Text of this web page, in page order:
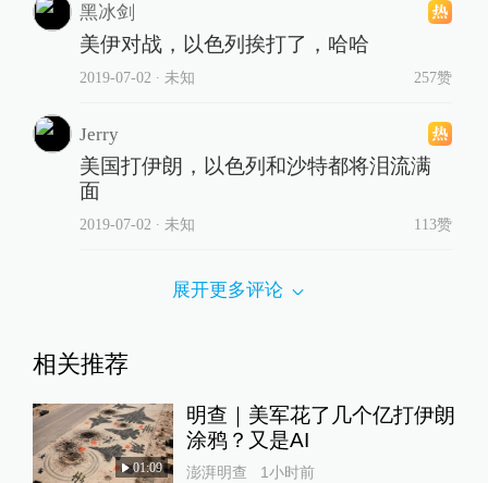
黑冰剑
美伊对战，以色列挨打了，哈哈
2019-07-02 ∙ 未知 257赞
Jerry
美国打伊朗，以色列和沙特都将泪流满
面
2019-07-02 ∙ 未知 113赞
展开更多评论
相关推荐
01:09
明查｜美军花了几个亿打伊朗
涂鸦？又是AI
澎湃明查
1小时前